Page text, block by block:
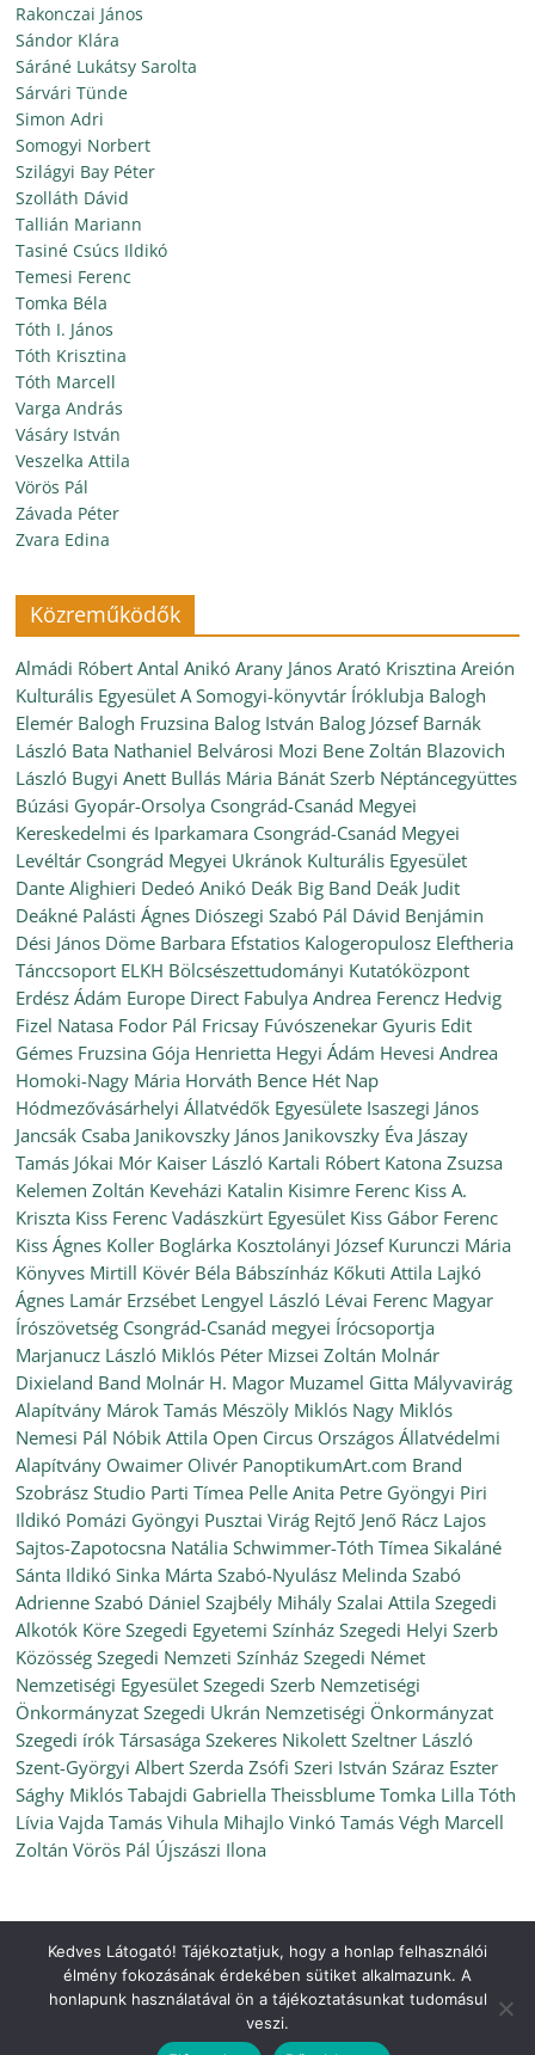
Rakonczai János
Sándor Klára
Sáráné Lukátsy Sarolta
Sárvári Tünde
Simon Adri
Somogyi Norbert
Szilágyi Bay Péter
Szolláth Dávid
Tallián Mariann
Tasiné Csúcs Ildikó
Temesi Ferenc
Tomka Béla
Tóth I. János
Tóth Krisztina
Tóth Marcell
Varga András
Vásáry István
Veszelka Attila
Vörös Pál
Závada Péter
Zvara Edina
Közreműködők
Almádi Róbert Antal Anikó Arany János Arató Krisztina Areión
Kulturális Egyesület A Somogyi-könyvtár Íróklubja Balogh
Elemér Balogh Fruzsina Balog István Balog József Barnák
László Bata Nathaniel Belvárosi Mozi Bene Zoltán Blazovich
László Bugyi Anett Bullás Mária Bánát Szerb Néptáncegyüttes
Búzási Gyopár-Orsolya Csongrád-Csanád Megyei
Kereskedelmi és Iparkamara Csongrád-Csanád Megyei
Levéltár Csongrád Megyei Ukránok Kulturális Egyesület
Dante Alighieri Dedeó Anikó Deák Big Band Deák Judit
Deákné Palásti Ágnes Diószegi Szabó Pál Dávid Benjámin
Dési János Döme Barbara Efstatios Kalogeropulosz Eleftheria
Tánccsoport ELKH Bölcsészettudományi Kutatóközpont
Erdész Ádám Europe Direct Fabulya Andrea Ferencz Hedvig
Fizel Natasa Fodor Pál Fricsay Fúvószenekar Gyuris Edit
Gémes Fruzsina Gója Henrietta Hegyi Ádám Hevesi Andrea
Homoki-Nagy Mária Horváth Bence Hét Nap
Hódmezővásárhelyi Állatvédők Egyesülete Isaszegi János
Jancsák Csaba Janikovszky János Janikovszky Éva Jászay
Tamás Jókai Mór Kaiser László Kartali Róbert Katona Zsuzsa
Kelemen Zoltán Keveházi Katalin Kisimre Ferenc Kiss A.
Kriszta Kiss Ferenc Vadászkürt Egyesület Kiss Gábor Ferenc
Kiss Ágnes Koller Boglárka Kosztolányi József Kurunczi Mária
Könyves Mirtill Kövér Béla Bábszínház Kőkuti Attila Lajkó
Ágnes Lamár Erzsébet Lengyel László Lévai Ferenc Magyar
Írószövetség Csongrád-Csanád megyei Írócsoportja
Marjanucz László Miklós Péter Mizsei Zoltán Molnár
Dixieland Band Molnár H. Magor Muzamel Gitta Mályvavirág
Alapítvány Márok Tamás Mészöly Miklós Nagy Miklós
Nemesi Pál Nóbik Attila Open Circus Országos Állatvédelmi
Alapítvány Owaimer Olivér PanoptikumArt.com Brand
Szobrász Studio Parti Tímea Pelle Anita Petre Gyöngyi Piri
Ildikó Pomázi Gyöngyi Pusztai Virág Rejtő Jenő Rácz Lajos
Sajtos-Zapotocsna Natália Schwimmer-Tóth Tímea Sikaláné
Sánta Ildikó Sinka Márta Szabó-Nyulász Melinda Szabó
Adrienne Szabó Dániel Szajbély Mihály Szalai Attila Szegedi
Alkotók Köre Szegedi Egyetemi Színház Szegedi Helyi Szerb
Közösség Szegedi Nemzeti Színház Szegedi Német
Nemzetiségi Egyesület Szegedi Szerb Nemzetiségi
Önkormányzat Szegedi Ukrán Nemzetiségi Önkormányzat
Szegedi írók Társasága Szekeres Nikolett Szeltner László
Szent-Györgyi Albert Szerda Zsófi Szeri István Száraz Eszter
Sághy Miklós Tabajdi Gabriella Theissblume Tomka Lilla Tóth
Lívia Vajda Tamás Vihula Mihajlo Vinkó Tamás Végh Marcell
Zoltán Vörös Pál Újszászi Ilona
Copyright © 2026Ünnepi Könyvhét Szeged, 2021. szeptember
All rights reserved.
by ThemeGrill. Powered by
Kedves Látogató! Tájékoztatjuk, hogy a honlap felhasználói
élmény fokozásának érdekében sütiket alkalmazunk. A
honlapunk használatával ön a tájékoztatásunkat tudomásul
veszi.